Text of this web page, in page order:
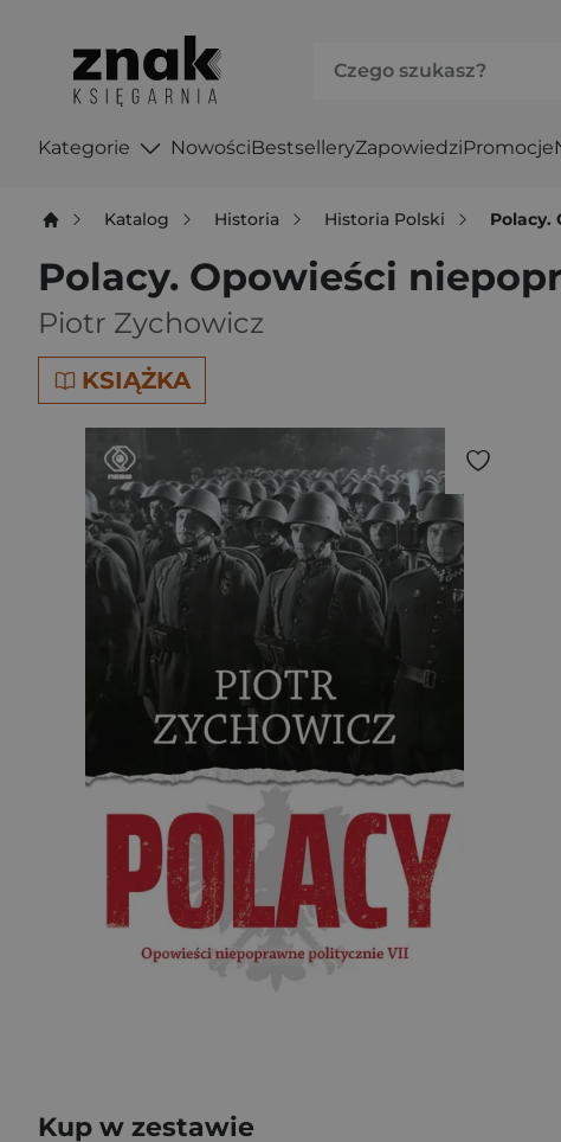
Kategorie NowościBestselleryZapowiedziPromocje
Katalog Historia Historia Polski Polacy.
Polacy. Opowieści
Piotr Zychowicz
KSIĄŻKA
Kup w zestawie